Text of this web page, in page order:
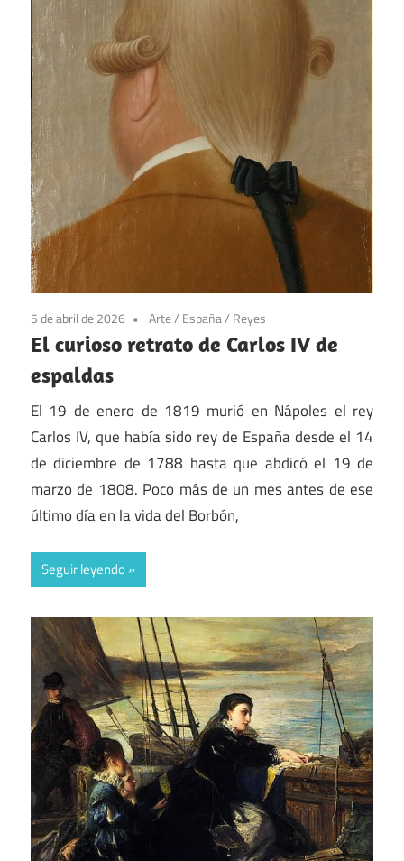
5 de abril de 2026 Arte/ España/ Reyes
El curioso retrato de Carlos IV de
espaldas
El 19 de enero de 1819 murió en Nápoles el rey
Carlos IV, que había sido rey de España desde el 14
de diciembre de 1788 hasta que abdicó el 19 de
marzo de 1808. Poco más de un mes antes de ese
último día en la vida del Borbón,
Seguir leyendo